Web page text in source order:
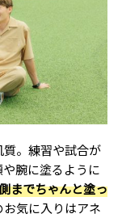
質。練習や試合が
腕に塗るように
までちゃんと塗っ
気に入りはアネ